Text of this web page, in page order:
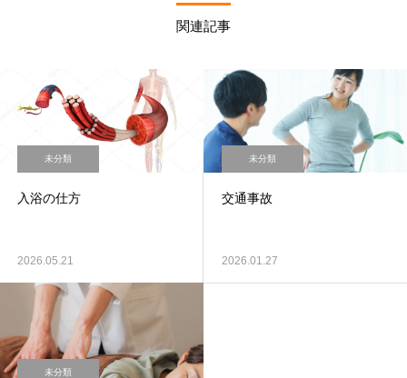
関連記事
未分類
入浴の仕方
2026.05.21
未分類
交通事故
2026.01.27
未分類